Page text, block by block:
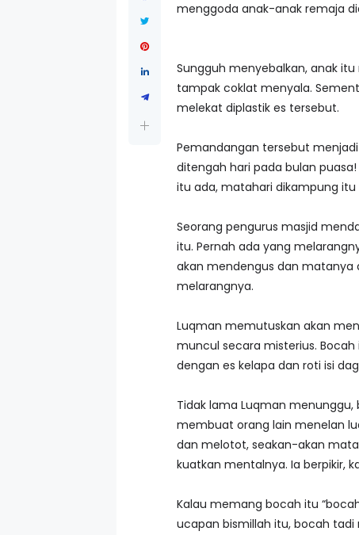
menggoda anak-anak remaja
Sungguh menyebalkan, anak
tampak coklat menyala.
melekat diplastik es tersebut.
Pemandangan tersebut
ditengah hari pada bulan
itu ada, matahari dikampung itu
Seorang pengurus masjid
itu. Pernah ada yang
akan mendengus dan matanya
melarangnya.
Luqman memutuskan akan
muncul secara misterius.
dengan es kelapa dan roti isi
Tidak lama Luqman
membuat orang lain menelan
dan melotot, seakan-akan
kuatkan mentalnya. Ia berpikir,
Kalau memang bocah itu
ucapan bismillah itu, bocah